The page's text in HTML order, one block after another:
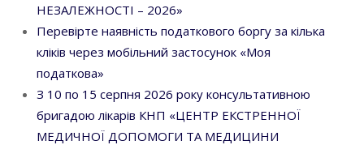
НЕЗАЛЕЖНОСТІ – 2026»
Перевірте наявність податкового боргу за кілька
кліків через мобільний застосунок «Моя
податкова»
З 10 по 15 серпня 2026 року консультативною
бригадою лікарів КНП «ЦЕНТР ЕКСТРЕННОЇ
МЕДИЧНОЇ ДОПОМОГИ ТА МЕДИЦИНИ